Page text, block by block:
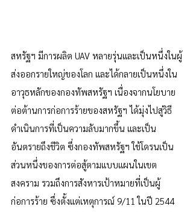
สหรัฐฯ มีการผลิต UAV หลายรุ่นและเป็นหนึ่งในผู้
ส่งออกรายใหญ่ของโลก และได้กลายเป็นหนึ่งใน
อาวุธหลักของกองทัพสหรัฐฯ เนื่องจากนโยบาย
ต่อต้านการก่อการร้ายของสหรัฐฯ ได้มุ่งไปสู่วิธี
ดำเนินการที่เป็นความลับมากขึ้น และเป็น
อันตรายถึงชีวิต ซึ่งกองทัพสหรัฐฯ ใช้โดรนเป็น
ส่วนหนึ่งของการต่อสู้ตามแบบแผนในเขต
สงคราม รวมถึงการสังหารเป้าหมายที่เป็นผู้
ก่อการร้าย ซึ่งตั้งแต่เหตุการณ์ 9/11 ในปี 2544